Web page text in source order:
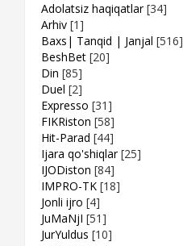
Adolatsiz haqiqatlar [34]
Arhiv [1]
Baxs| Tanqid | Janjal [516]
BeshBet [20]
Din [85]
Duel [2]
Expresso [31]
FIKRiston [58]
Hit-Parad [44]
Ijara qo'shiqlar [25]
IJODiston [84]
IMPRO-TK [18]
Jonli ijro [4]
JuMaNjI [51]
JurYuldus [10]